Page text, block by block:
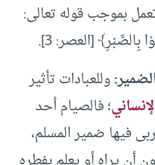
بموجب قوله تعالى:
[العصر: 3].
وللعبادات تأثير
؛ فالصيام أحد
فيها ضمير المسلم،